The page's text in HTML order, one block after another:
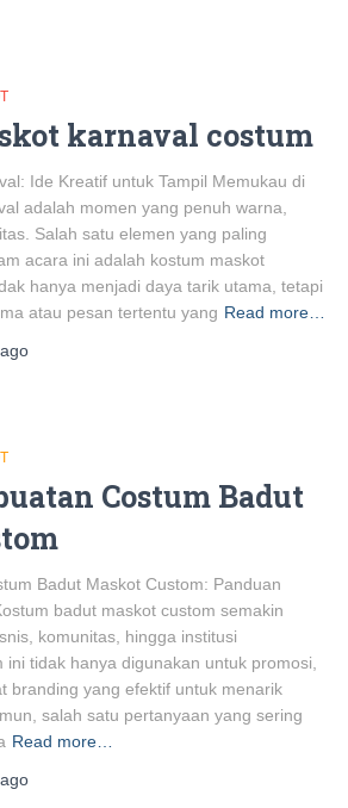
karnaval costum
Ide Kreatif untuk Tampil Memukau di
adalah momen yang penuh warna,
Salah satu elemen yang paling
acara ini adalah kostum maskot
hanya menjadi daya tarik utama, tetapi
atau pesan tertentu yang Read more…
ago
Costum Badut
Badut Maskot Custom: Panduan
badut maskot custom semakin
komunitas, hingga institusi
tidak hanya digunakan untuk promosi,
branding yang efektif untuk menarik
salah satu pertanyaan yang sering
Read more…
ago